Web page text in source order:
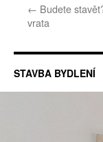
← Budete
vrata
STAVBA BYDLENÍ